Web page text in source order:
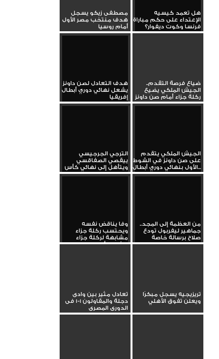
هل تعمد كيسيه
الإعتداء على حكم مباراة
فرنسا وكوت ديفوار؟
مصطفى زيكو يسجل
هدف منتخب مصر الأول
أمام روسيا
ضياع فرصة التقدم..
الجيش الملكي يضيع
ركلة جزاء أمام صن داونز
هدف التعادل لصن داونز
يشعل نهائي دوري أبطال
إفريقيا
الجيش الملكي يتقدم
على صن داونز في الشوط
الأول بنهائي دوري أبطال...
الترجي الجرجيسي
ييقصي الصفاقسي
ويتأهل إلى نهائي كأس
تونس
من العظمة إلى المجد..
جماهير ليفربول تودع
صلاح برسالة خاصة
وفا يناقض نفسه
ويحتسب ركلة جزاء
مشابهة لركلة جزاء
الأهلي أمام...
تريزيجيه يسجل مبكرًا
ويعلن تفوق الأهلي
تعادل مثير بين وادى
دجلة والمقاولون 1-1 فى
الدورى المصرى